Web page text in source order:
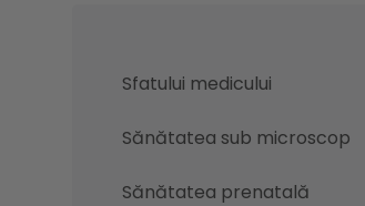
Sfatului medicului
Sănătatea sub microscop
Sănătatea prenatală